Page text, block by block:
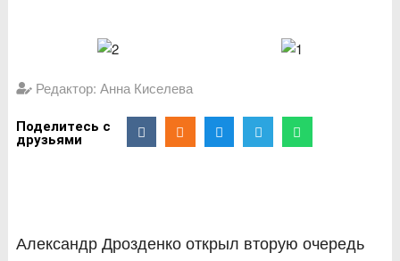
Редактор: Анна Киселева
Поделитесь с
друзьями
Александр Дрозденко открыл вторую очередь